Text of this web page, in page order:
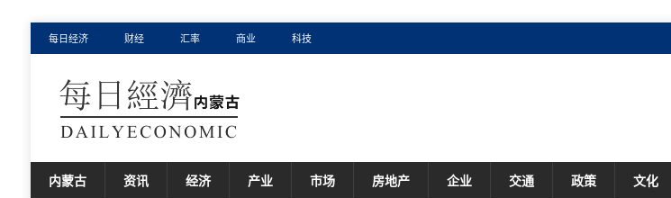
每日经济 财经 汇率 商业 科技
内蒙古 资讯 经济 产业 市场 房地产 企业 交通 政策 文化